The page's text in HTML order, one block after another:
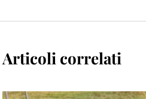
Articoli correlati